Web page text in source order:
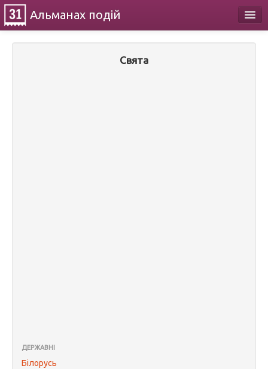
Альманах подій
Свята
ДЕРЖАВНІ
Білорусь